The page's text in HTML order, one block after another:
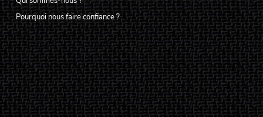
Pourquoi nous faire confiance ?